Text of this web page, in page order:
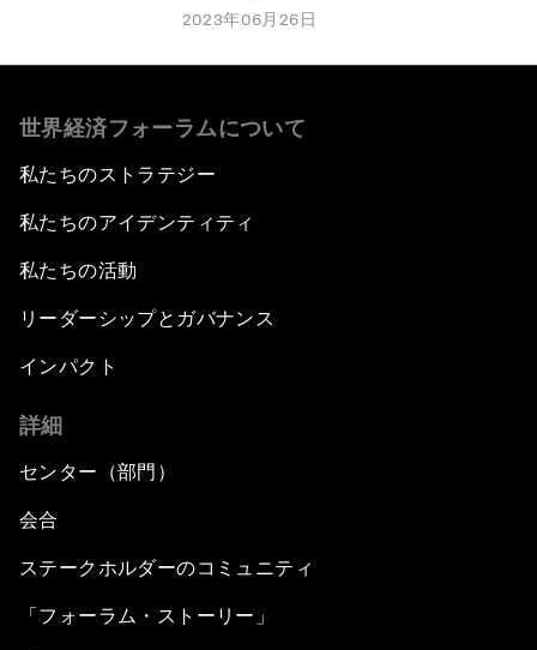
2023年06月26日
世界経済フォーラムについて
私たちのストラテジー
私たちのアイデンティティ
私たちの活動
リーダーシップとガバナンス
インパクト
詳細
センター（部門）
会合
ステークホルダーのコミュニティ
「フォーラム・ストーリー」